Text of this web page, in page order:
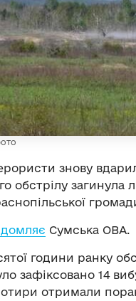
знову
обстрілу
Сумська ОВА.
години ранку
зафіксовано 14
отримали